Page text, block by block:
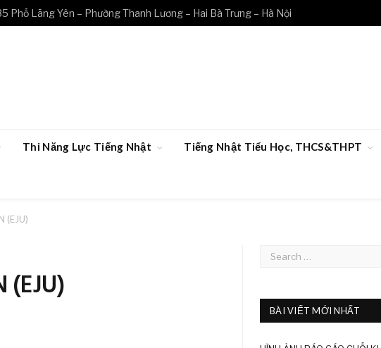
Phố Lãng Yên – Phường Thanh Lương – Hai Bà Trưng – Hà Nội
Thi Năng Lực Tiếng Nhật Tiếng Nhật Tiểu Học, THCS&THPT
(EJU)
(EJU)
BÀI VIẾT MỚI NHẤT